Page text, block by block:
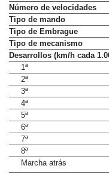
Caja de cambios
Número de velocidades
Tipo de mando
Tipo de Embrague
Tipo de mecanismo
Desarrollos (km/h cada
1ª
2ª
3ª
4ª
5ª
6ª
7ª
8ª
Marcha atrás